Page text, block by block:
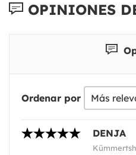
OPINIONES
Ordenar por
DENJA